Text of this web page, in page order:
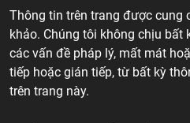
Thông tin trên trang được cung
khảo. Chúng tôi không chịu bất
các vấn đề pháp lý, mất mát
tiếp hoặc gián tiếp, từ bất kỳ
trên trang này.